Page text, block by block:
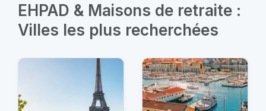
EHPAD & Maisons de retraite :
Villes les plus recherchées